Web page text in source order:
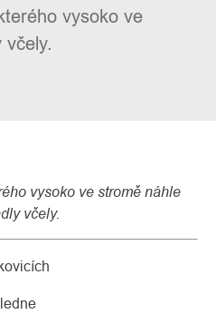
vysoko ve
včely.
vysoko ve stromě náhle
včely.